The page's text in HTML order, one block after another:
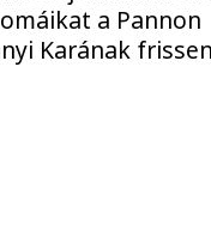
a Pannon
Karának